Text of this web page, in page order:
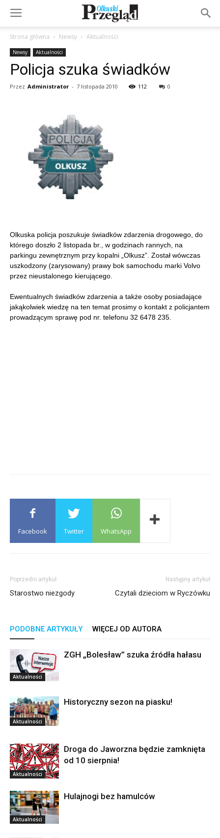
Strona główna Newsy Aktualności
Newsy Aktualności
Policja szuka świadków
Przez Administrator - 7 listopada 2010 112 0
Olkuska policja poszukuje świadków zdarzenia drogowego, do
którego doszło 2 listopada br., w godzinach rannych, na
parkingu zewnętrznym przy kopalni „Olkusz”. Został wówczas
uszkodzony (zarysowany) prawy bok samochodu marki Volvo
przez nieustalonego kierującego.
Ewentualnych świadków zdarzenia a także osoby posiadające
jakąkolwiek wiedzę na ten temat prosimy o kontakt z policjantem
prowadzącym sprawę pod nr. telefonu 32 6478 235.
Facebook Twitter WhatsApp
Poprzedni artykuł
Starostwo niezgody
Następny artykuł
Czytali dzieciom w Ryczówku
PODOBNE ARTYKUŁY WIĘCEJ OD AUTORA
Aktualności
ZGH „Bolesław” szuka źródła hałasu
Aktualności
Historyczny sezon na piasku!
Aktualności
Droga do Jaworzna będzie zamknięta
od 10 sierpnia!
Aktualności
Hulajnogi bez hamulców